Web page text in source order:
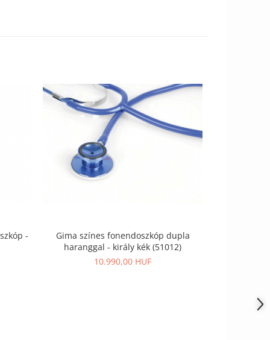
-
Gima színes fonendoszkóp dupla
haranggal - király kék (51012)
10.990,00 HUF